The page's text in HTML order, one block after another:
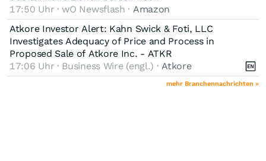
17:50 Uhr · wO Newsflash · Amazon
Atkore Investor Alert: Kahn Swick & Foti, LLC
Investigates Adequacy of Price and Process in
Proposed Sale of Atkore Inc. - ATKR
17:06 Uhr · Business Wire (engl.) · Atkore
mehr Branchennachrichten »